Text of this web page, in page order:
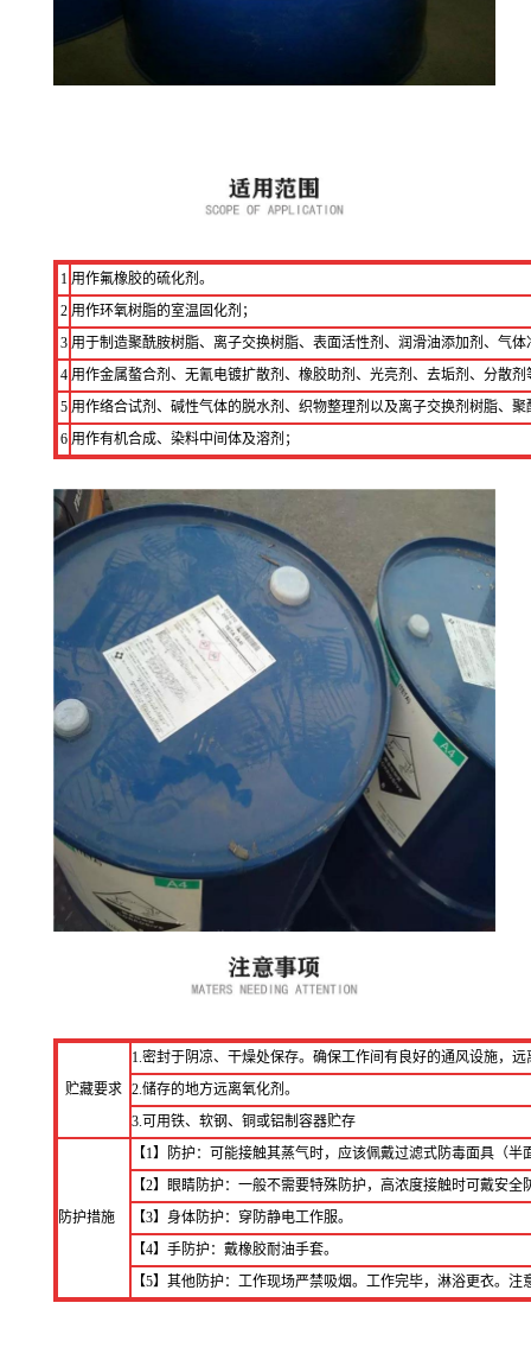
1 用作氟橡胶的硫化剂。
2 用作环氧树脂的室温固化剂；
3 用于制造聚酰胺树脂、离子交换树脂、表面活性剂、润滑油添加剂、气体
4 用作金属螯合剂、无氰电镀扩散剂、橡胶助剂、光亮剂、去垢剂、分散剂
5 用作络合试剂、碱性气体的脱水剂、织物整理剂以及离子交换剂树脂、
6 用作有机合成、染料中间体及溶剂；
贮藏要求
1.密封于阴凉、干燥处保存。确保工作间有良好的通风设施，远
2.储存的地方远离氧化剂。
3.可用铁、软钢、铜或铝制容器贮存
防护措施
【1】防护：可能接触其蒸气时，应该佩戴过滤式防毒面具（
【2】眼睛防护：一般不需要特殊防护，高浓度接触时可戴安全
【3】身体防护：穿防静电工作服。
【4】手防护：戴橡胶耐油手套。
【5】其他防护：工作现场严禁吸烟。工作完毕，淋浴更衣。注